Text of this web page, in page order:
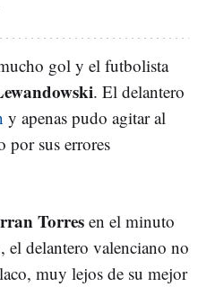
gol y el futbolista
. El delantero
y apenas pudo agitar al
por sus errores
Torres en el minuto
, el delantero valenciano no
muy lejos de su mejor